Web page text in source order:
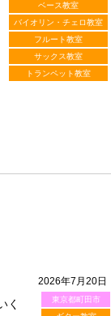
ベース教室
バイオリン・チェロ教室
フルート教室
サックス教室
トランペット教室
2026年7月20日
東京都町田市
く